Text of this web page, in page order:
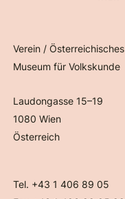
Verein / Österreichisches
Museum für Volkskunde
Laudongasse 15–19
1080 Wien
Österreich
Tel. +43 1 406 89 05